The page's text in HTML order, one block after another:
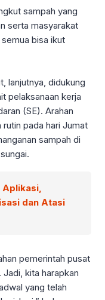
sampah yang
serta masyarakat
bisa ikut
lanjutnya, didukung
pelaksanaan kerja
(SE). Arahan
pada hari Jumat
sampah di
Aplikasi,
dan Atasi
pemerintah pusat
kita harapkan
yang telah